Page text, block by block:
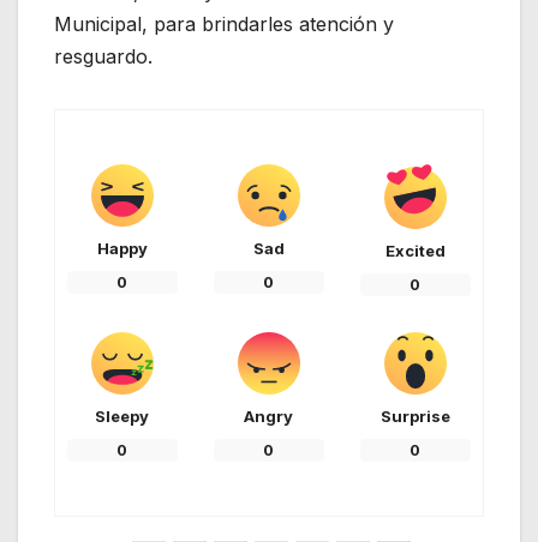
Municipal, para brindarles atención y
resguardo.
Happy
0
Sad
0
Excited
0
Sleepy
0
Angry
0
Surprise
0